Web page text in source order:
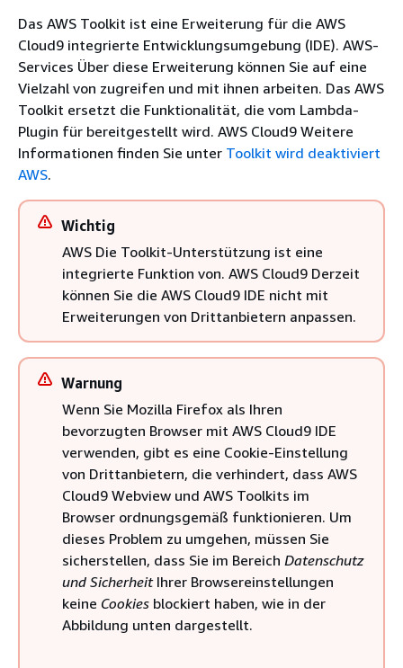
Das AWS Toolkit ist eine Erweiterung für die AWS
Cloud9 integrierte Entwicklungsumgebung (IDE). AWS-
Services Über diese Erweiterung können Sie auf eine
Vielzahl von zugreifen und mit ihnen arbeiten. Das AWS
Toolkit ersetzt die Funktionalität, die vom Lambda-
Plugin für bereitgestellt wird. AWS Cloud9 Weitere
Informationen finden Sie unter Toolkit wird deaktiviert
AWS.
Wichtig
AWS Die Toolkit-Unterstützung ist eine
integrierte Funktion von. AWS Cloud9 Derzeit
können Sie die AWS Cloud9 IDE nicht mit
Erweiterungen von Drittanbietern anpassen.
Warnung
Wenn Sie Mozilla Firefox als Ihren
bevorzugten Browser mit AWS Cloud9 IDE
verwenden, gibt es eine Cookie-Einstellung
von Drittanbietern, die verhindert, dass AWS
Cloud9 Webview und AWS Toolkits im
Browser ordnungsgemäß funktionieren. Um
dieses Problem zu umgehen, müssen Sie
sicherstellen, dass Sie im Bereich Datenschutz
und SicherheitIhrer Browsereinstellungen
keine Cookies blockiert haben, wie in der
Abbildung unten dargestellt.